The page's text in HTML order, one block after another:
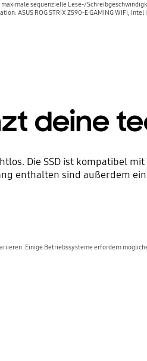
sequenzielle Lese-/
ASUS ROG STRIX Z590-E GAMING WIFI,
deine
Die SSD ist kompatibel
enthalten sind außerdem
Einige Betriebssysteme erfordern